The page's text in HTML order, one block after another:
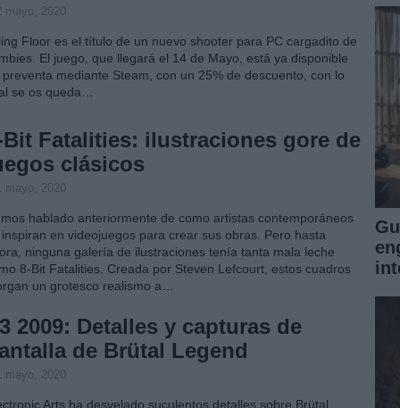
mayo, 2020
Floor es el título de un nuevo shooter para PC cargadito de
El juego, que llegará el 14 de Mayo, está ya disponible
preventa mediante Steam, con un 25% de descuento, con lo
se os queda…
Bit Fatalities: ilustraciones gore de
clásicos
mayo, 2020
hablado anteriormente de como artistas contemporáneos
en videojuegos para crear sus obras. Pero hasta
ninguna galería de ilustraciones tenía tanta mala leche
8-Bit Fatalities. Creada por Steven Lefcourt, estos cuadros
un grotesco realismo a…
2009: Detalles y capturas de
de Brütal Legend
mayo, 2020
Arts ha desvelado suculentos detalles sobre Brütal